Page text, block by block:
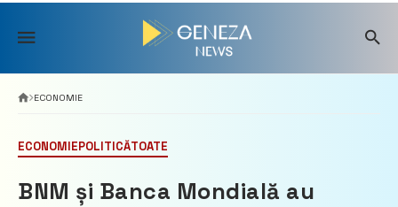
Skip
content
ECONOMIE
ECONOMIEPOLITICĂTOATE
BNM și Banca Mondială au